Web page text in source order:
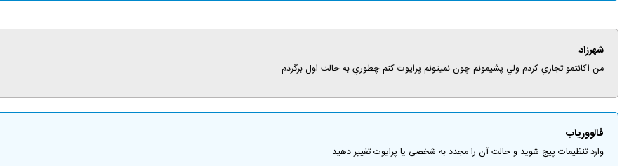
شهرزاد
من اکانتمو تجاري کردم ولي پشيمونم چون نميتونم پرايوت کنم چطوري به حالت اول برگردم
فالووریاب
وارد تنظیمات پیج شوید و حالت آن را مجدد به شخصی یا پرایوت تغییر دهید